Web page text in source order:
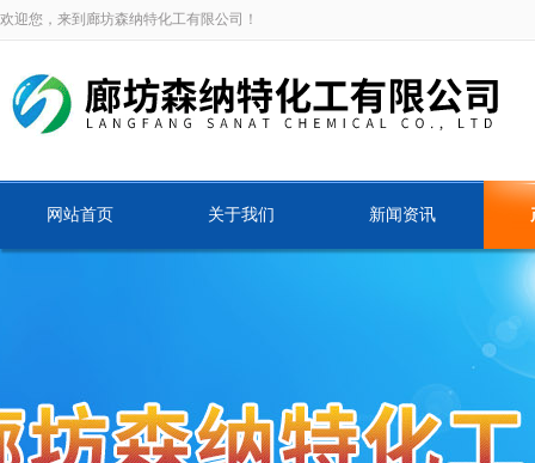
欢迎您，来到廊坊森纳特化工有限公司！
网站首页 关于我们 新闻资讯